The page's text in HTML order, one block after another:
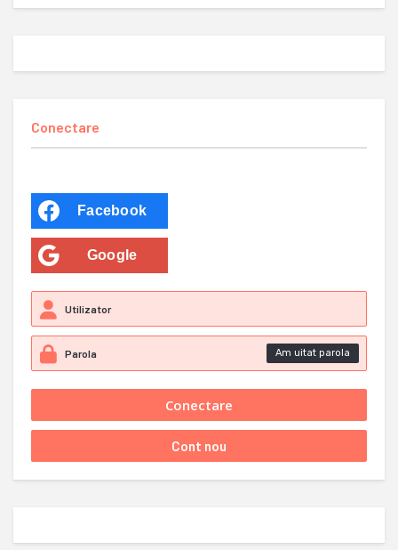
Conectare
Facebook
Google
Am uitat parola